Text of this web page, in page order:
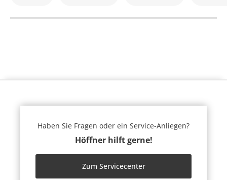
Haben Sie Fragen oder ein Service-Anliegen?
Höffner hilft gerne!
Zum Servicecenter